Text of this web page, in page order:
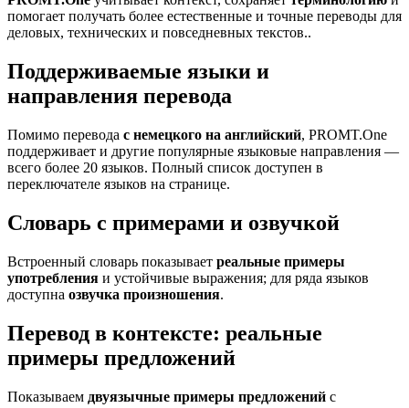
помогает получать более естественные и точные переводы для
деловых, технических и повседневных текстов..
Поддерживаемые языки и
направления перевода
Помимо перевода с немецкого на английский, PROMT.One
поддерживает и другие популярные языковые направления —
всего более 20 языков. Полный список доступен в
переключателе языков на странице.
Словарь с примерами и озвучкой
Встроенный словарь показывает реальные примеры
употребления и устойчивые выражения; для ряда языков
доступна озвучка произношения.
Перевод в контексте: реальные
примеры предложений
Показываем двуязычные примеры предложений с